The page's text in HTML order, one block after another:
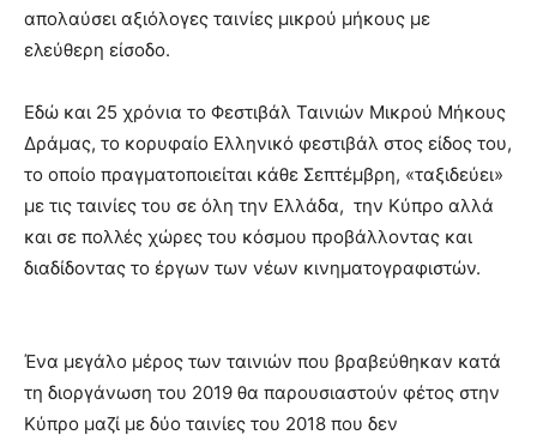
απολαύσει αξιόλογες ταινίες μικρού μήκους με
ελεύθερη είσοδο.
Εδώ και 25 χρόνια το Φεστιβάλ Ταινιών Μικρού Μήκους
Δράμας, το κορυφαίο Ελληνικό φεστιβάλ στος είδος του,
το οποίο πραγματοποιείται κάθε Σεπτέμβρη, «ταξιδεύει»
με τις ταινίες του σε όλη την Ελλάδα, την Κύπρο αλλά
και σε πολλές χώρες του κόσμου προβάλλοντας και
διαδίδοντας το έργων των νέων κινηματογραφιστών.
Ένα μεγάλο μέρος των ταινιών που βραβεύθηκαν κατά
τη διοργάνωση του 2019 θα παρουσιαστούν φέτος στην
Κύπρο μαζί με δύο ταινίες του 2018 που δεν